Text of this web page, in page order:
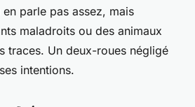
parle pas assez, mais
maladroits ou des animaux
traces. Un deux-roues négligé
intentions.